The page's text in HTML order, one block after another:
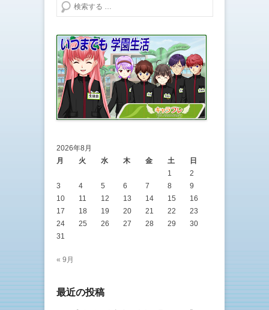
検索する
2026年8月
月
火 水 木 金 土
日
1
2
3
4 5 6 7 8
9
10
11 12 13 14 15
16
17
18 19 20 21 22
23
24
25 26 27 28 29
30
31
« 9月
最近の投稿